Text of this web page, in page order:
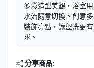
多彩造型美觀，浴室
水流隨意切換。創意
裝飾亮點，讓盥洗更
求。
分享商品: